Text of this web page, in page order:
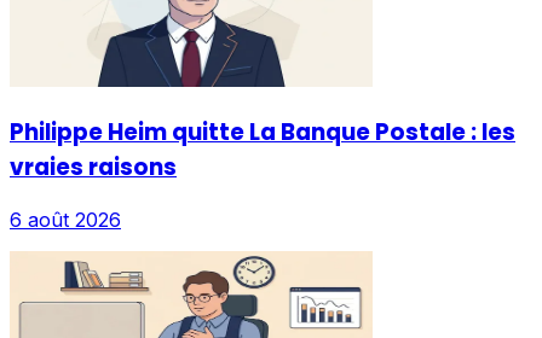
Philippe Heim quitte La Banque Postale : les
vraies raisons
6 août 2026